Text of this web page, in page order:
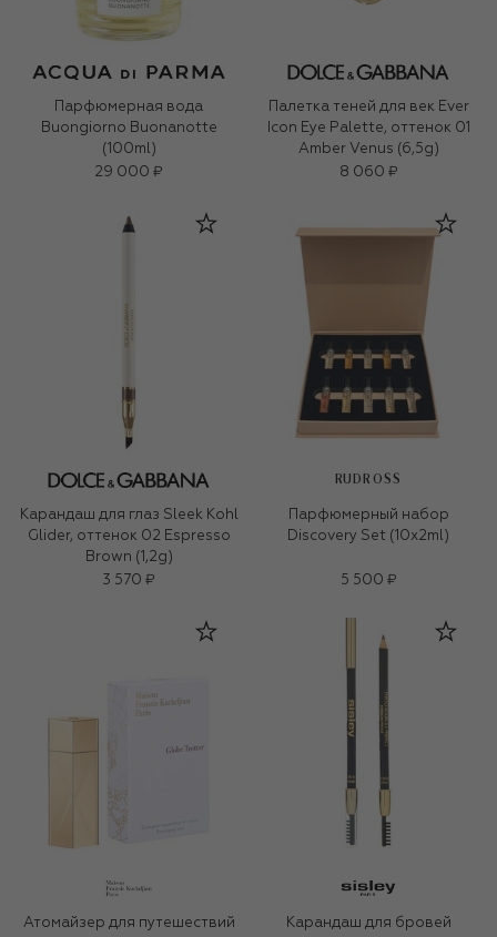
Парфюмерная вода
Buongiorno Buonanotte
(100ml)
29 000 ₽
Палетка теней для век Ever
Icon Eye Palette, оттенок 01
Amber Venus (6,5g)
8 060 ₽
Карандаш для глаз Sleek Kohl
Glider, оттенок 02 Espresso
Brown (1,2g)
3 570 ₽
RUDROSS
Парфюмерный набор
Discovery Set (10x2ml)
5 500 ₽
Атомайзер для путешествий Карандаш для бровей